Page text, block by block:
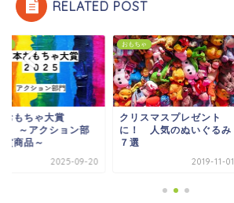
RELATED POST
おもちゃ大賞
～アクション部
賞商品～
2025-09-20
おもちゃ
クリスマスプレゼント
に！ 人気のぬいぐるみ
７選
2019-11-01